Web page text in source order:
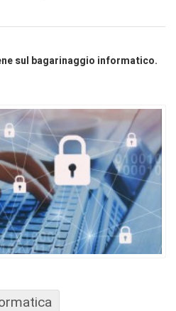
sul bagarinaggio informatico.